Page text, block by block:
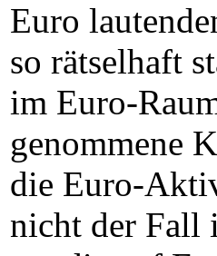
Euro
so rätselhaft
im Euro-
genommene
die Euro-
nicht der Fall